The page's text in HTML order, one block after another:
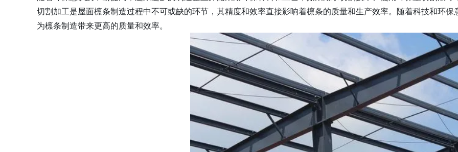
切割加工是屋面檩条制造过程中不可或缺的环节，其精度和效率直接影响着檩条的质量和生产效率。随着科技和环
为檩条制造带来更高的质量和效率。